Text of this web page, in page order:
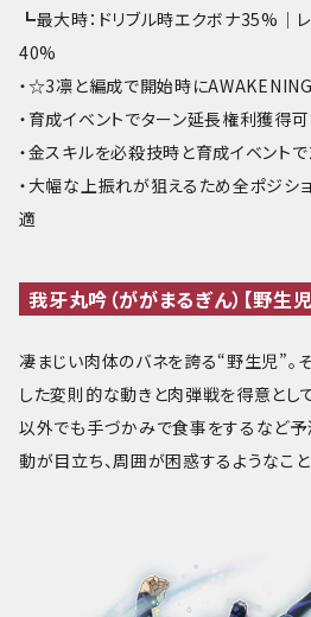
┗最大時：ドリブル時エクボナ35%｜
40%
・☆3凛と編成で開始時に
・育成イベントでターン延長権利獲得
・金スキルを必殺技時と育成イベント
・大幅な上振れが狙えるため全ポジシ
適
我牙丸吟（ががまるぎん）【野生児
凄まじい肉体のバネを誇る“野生児”。
した変則的な動きと肉弾戦を得意とし
以外でも手づかみで食事をするなど
動が目立ち、周囲が困惑するようなこと